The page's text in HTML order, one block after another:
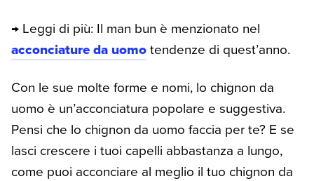
→ Leggi di più: Il man bun è menzionato nel
acconciature da uomotendenze di quest’anno.
Con le sue molte forme e nomi, lo chignon da
uomo è un’acconciatura popolare e suggestiva.
Pensi che lo chignon da uomo faccia per te? E se
lasci crescere i tuoi capelli abbastanza a lungo,
come puoi acconciare al meglio il tuo chignon da